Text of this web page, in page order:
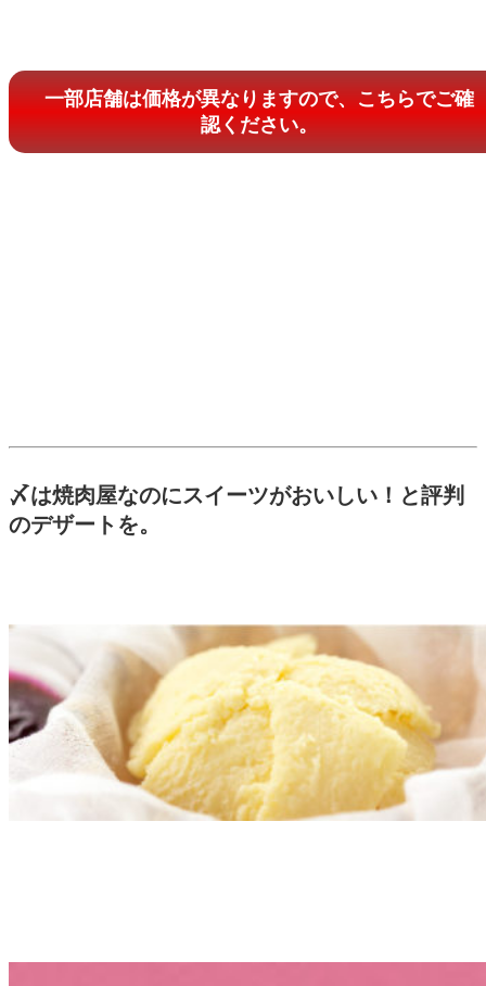
一部店舗は価格が異なりますので、こちらでご確
認ください。
〆は焼肉屋なのにスイーツがおいしい！と評判
のデザートを。